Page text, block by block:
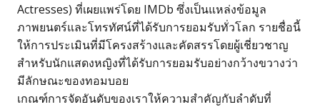
Actresses) ที่เผยแพร่โดย IMDb ซึ่งเป็นแหล่งข้อมูล
ภาพยนตร์และโทรทัศน์ที่ได้รับการยอมรับทั่วโลก รายชื่อนี้
ให้การประเมินที่มีโครงสร้างและคัดสรรโดยผู้เชี่ยวชาญ
สำหรับนักแสดงหญิงที่ได้รับการยอมรับอย่างกว้างขวางว่า
มีลักษณะของทอมบอย
เกณฑ์การจัดอันดับของเราให้ความสำคัญกับลำดับที่